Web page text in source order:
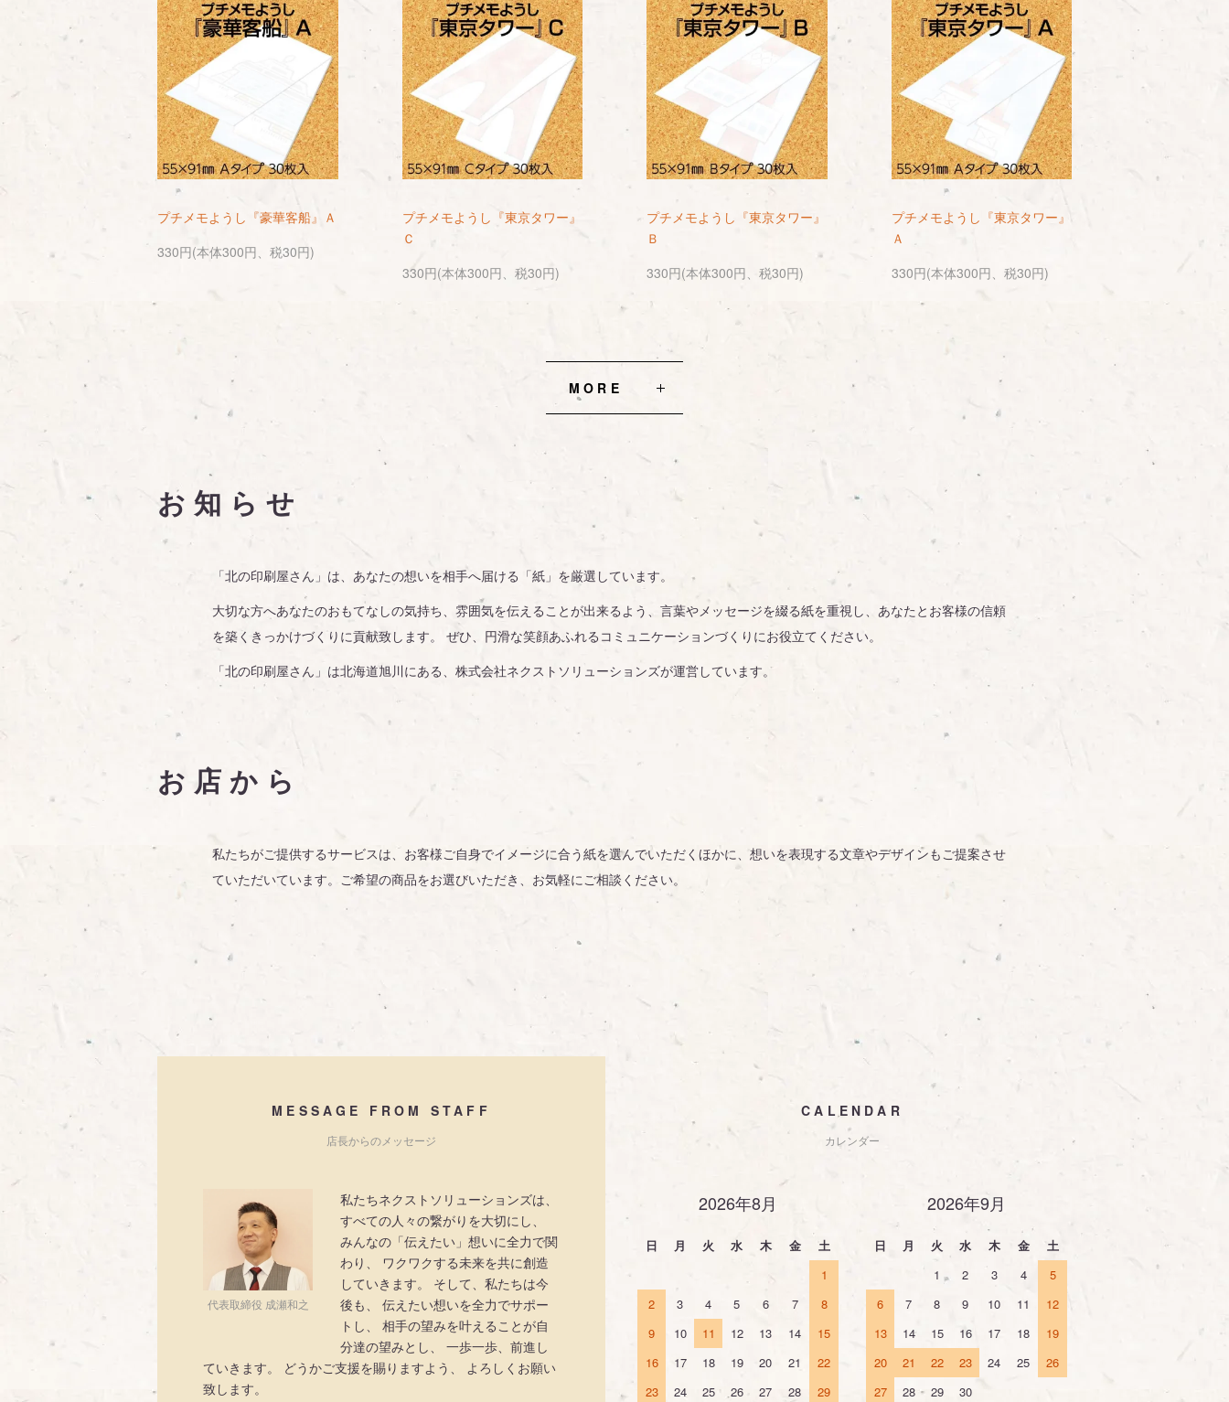
プチメモようし『豪華客船』Ａ
330円(本体300円、税30円)
プチメモようし『東京タワー』
Ｃ
330円(本体300円、税30円)
プチメモようし『東京タワー』
Ｂ
330円(本体300円、税30円)
プチメモようし『東京タワー』
Ａ
330円(本体300円、税30円)
MORE
お知らせ
「北の印刷屋さん」は、あなたの想いを相手へ届ける「紙」を厳選しています。
大切な方へあなたのおもてなしの気持ち、雰囲気を伝えることが出来るよう、言葉やメッセージを綴る紙を重視し、あなたとお客様の信頼
を築くきっかけづくりに貢献致します。 ぜひ、円滑な笑顔あふれるコミュニケーションづくりにお役立てください。
「北の印刷屋さん」は北海道旭川にある、株式会社ネクストソリューションズが運営しています。
お店から
私たちがご提供するサービスは、お客様ご自身でイメージに合う紙を選んでいただくほかに、想いを表現する文章やデザインもご提案させ
ていただいています。ご希望の商品をお選びいただき、お気軽にご相談ください。
MESSAGE FROM STAFF
店長からのメッセージ
代表取締役 成瀬和之
私たちネクストソリューションズは、
すべての人々の繋がりを大切にし、
みんなの「伝えたい」想いに全力で関
わり、 ワクワクする未来を共に創造
していきます。 そして、私たちは今
後も、 伝えたい想いを全力でサポー
トし、 相手の望みを叶えることが自
分達の望みとし、 一歩一歩、前進し
ていきます。 どうかご支援を賜りますよう、 よろしくお願い
致します。
CALENDAR
カレンダー
2026年8月
日 月 火 水 木 金
土
1
2
3 4 5 6 7
8
9
10 11 12 13 14
15
16
17 18 19 20 21
22
23
24 25 26 27 28 29
2026年9月
日 月 火 水 木 金
土
1
2 3 4
5
6
7 8 9 10 11
12
13
14 15 16 17 18
19
20
21 22 23 24 25
26
27
28 29 30